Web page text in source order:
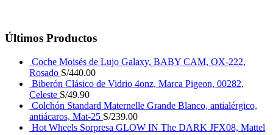
Últimos Productos
Coche Moisés de Lujo Galaxy, BABY CAM, OX-222,
Rosado S/440.00
Biberón Clásico de Vidrio 4onz, Marca Pigeon, 00282,
Celeste S/49.90
Colchón Standard Maternelle Grande Blanco, antialérgico,
antiácaros, Mat-25 S/239.00
Hot Wheels Sorpresa GLOW IN The DARK JFX08, Mattel